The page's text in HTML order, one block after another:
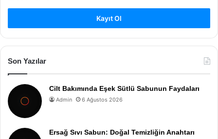
Kayıt Ol
Son Yazılar
Cilt Bakımında Eşek Sütlü Sabunun Faydaları
Admin 6 Ağustos 2026
Ersağ Sıvı Sabun: Doğal Temizliğin Anahtarı